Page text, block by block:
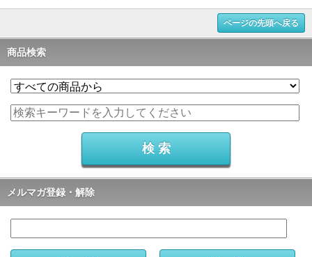
ページの先頭へ戻る
商品検索
メルマガ登録・解除